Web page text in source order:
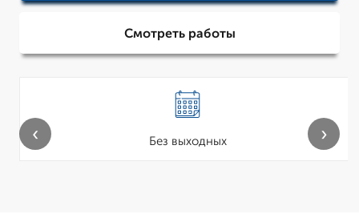
Смотреть работы
Без выходных
‹ ›